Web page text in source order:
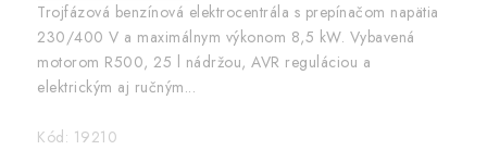
Trojfázová benzínová elektrocentrála s prepínačom napätia
230/400 V a maximálnym výkonom 8,5 kW. Vybavená
motorom R500, 25 l nádržou, AVR reguláciou a
elektrickým aj ručným...
Kód: 19210